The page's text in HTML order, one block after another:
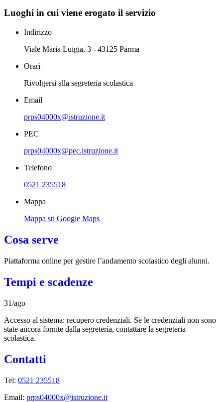
Luoghi in cui viene erogato il servizio
Indirizzo
Viale Maria Luigia, 3 - 43125 Parma
Orari
Rivolgersi alla segreteria scolastica
Email
prps04000x@istruzione.it
PEC
prps04000x@pec.istruzione.it
Telefono
0521 235518
Mappa
Mappa su Google Maps
Cosa serve
Piattaforma online per gestire l’andamento scolastico degli alunni.
Tempi e scadenze
31/ago
Accesso al sistema: recupero credenziali. Se le credenziali non sono
state ancora fornite dalla segreteria, contattare la segreteria
scolastica.
Contatti
Tel: 0521 235518
Email: prps04000x@istruzione.it